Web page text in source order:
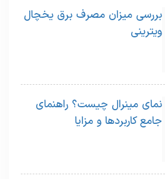
بررسی میزان مصرف برق یخچال
ویترینی
نمای مینرال چیست؟ راهنمای
جامع کاربردها و مزایا